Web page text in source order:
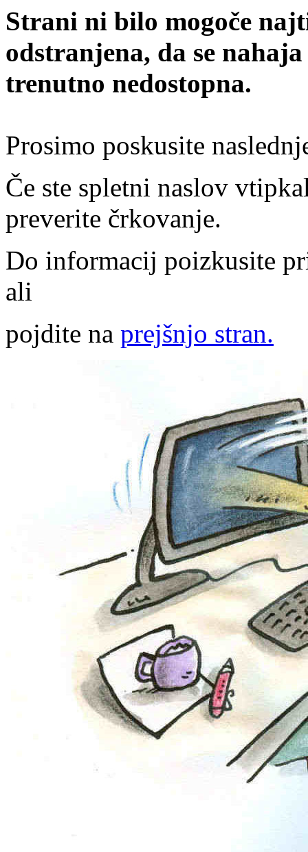
Strani ni bilo mogoče
odstranjena, da se
trenutno nedostopna.
Prosimo poskusite
Če ste spletni naslov
preverite črkovanje.
Do informacij poizkusite
ali
pojdite na prejšnjo stran.